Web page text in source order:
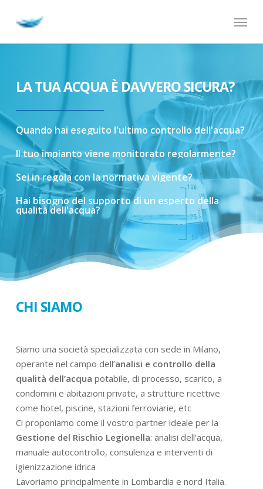
Menu
LA TUA ACQUA È DAVVERO SICURA?
Quando hai eseguito l'ultimo controllo dell'acqua?
Il tuoimpianto viene monitorato regolarmente?
Seiinregola con lanormativa vigente?
Hai bisognodel supportodi un esperto della
qualitàdell'acqua?
CHI SIAMO
Siamo una società specializzata con sede in Milano,
operante nel campo dell’analisi e controllo della
qualità dell’acqua potabile, di processo, scarico, a
condomini e abitazioni private, a strutture ricettive
come hotel, piscine, stazioni ferroviarie, etc
Ci proponiamo come il vostro partner ideale per la
Gestione del Rischio Legionella: analisi dell’acqua,
manuale autocontrollo, consulenza e interventi di
igienizzazione idrica
Lavoriamo principalmente in Lombardia e nord Italia.